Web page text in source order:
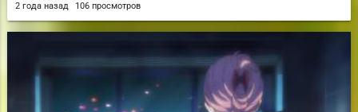
2 года назад 106 просмотров